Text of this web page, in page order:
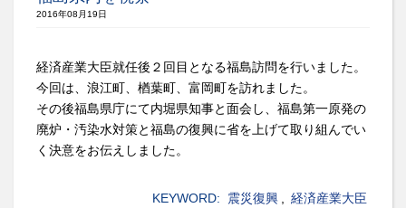
2016年08月19日
経済産業大臣就任後２回目となる福島訪問を行いました。
今回は、浪江町、楢葉町、富岡町を訪れました。
その後福島県庁にて内堀県知事と面会し、福島第一原発の
廃炉・汚染水対策と福島の復興に省を上げて取り組んでい
く決意をお伝えしました。
KEYWORD: 震災復興 経済産業大臣